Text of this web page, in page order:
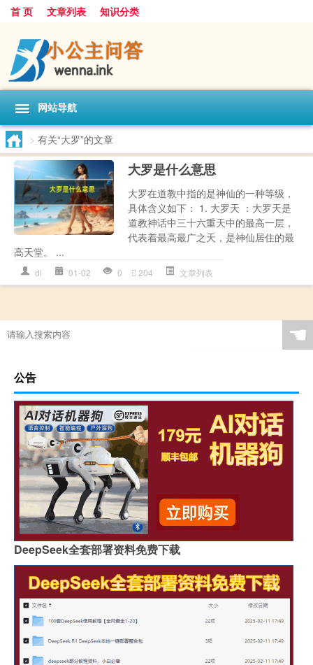
首 页 文章列表 知识分类
网站导航
> 有关“大罗”的文章
大罗是什么意思
大罗在道教中指的是神仙的一种等级，
具体含义如下： 1. 大罗天 ：大罗天是
道教神话中三十六重天中的最高一层，
代表着最高最广之天，是神仙居住的最
高天堂。 ...
dl 01-02 0 204 文章列表
☚
公告
DeepSeek全套部署资料免费下载